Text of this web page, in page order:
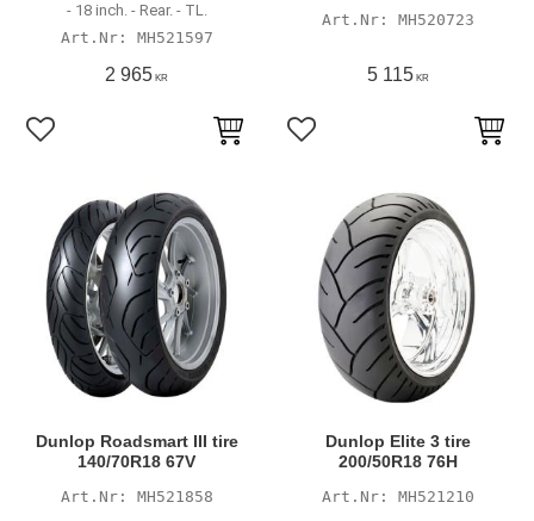
- 18 inch. - Rear. - TL.
MH521597
2 965 KR
Lägg till i favoriter
MH520723
5 115KR
Lägg till i favoriter
Dunlop Roadsmart III tire
140/70R18 67V
MH521858
Dunlop Elite 3 tire
200/50R18 76H
MH521210